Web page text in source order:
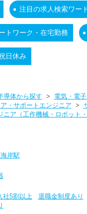
注目の求人検索ワー
トワーク・在宅勤務
日休み
導体から探す > 電気・電
・サポートエンジニア >
ア（工作機械・ロボット・
岸駅
社5割以上 退職金制度あり